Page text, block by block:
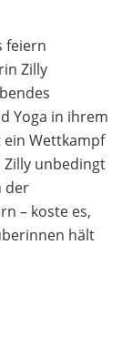
feiern
Zilly
Yoga in ihrem
ein Wettkampf
Zilly unbedingt
der
– koste es,
hält